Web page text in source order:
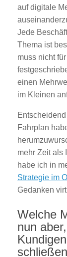
auf digitale
Jede
Thema ist
muss nicht
einen
im Kleinen
Fahrplan
mehr Zeit als
habe ich in
Strategie im
Gedanken
Welche
nun